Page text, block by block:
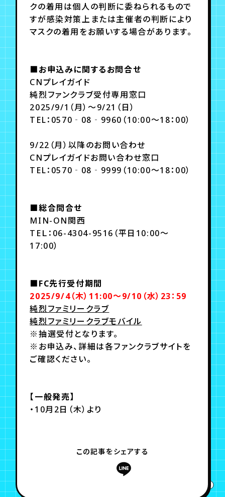
クの着用は個人の判断に委ねられるもので
すが感染対策上または主催者の判断により
マスクの着用をお願いする場合があります。
■お申込みに関するお問合せ
CNプレイガイド
純烈ファンクラブ受付専用窓口
2025/9/1（月）～9/21（日）
TEL：0570‐08‐9960（10:00～18：00）
9/22（月）以降のお問い合わせ
CNプレイガイドお問い合わせ窓口
TEL：0570‐08‐9999（10:00～18：00）
■総合問合せ
MIN-ON関西
TEＬ：06-4304-9516（平日10:00～
17:00）
■FC先行受付期間
2025/9/4（木）11:00～9/10（水）23：59
純烈ファミリークラブ
純烈ファミリークラブモバイル
※抽選受付となります。
※お申込み、詳細は各ファンクラブサイトを
ご確認ください。
【一般発売】
・10月2日（木）より
この記事をシェアする